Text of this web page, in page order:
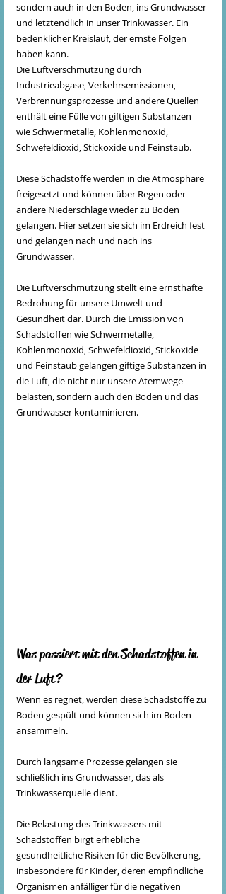
sondern auch in den Boden, ins Grundwasser
und letztendlich in unser Trinkwasser. Ein
bedenklicher Kreislauf, der ernste Folgen
haben kann.
Die Luftverschmutzung durch
Industrieabgase, Verkehrsemissionen,
Verbrennungsprozesse und andere Quellen
enthält eine Fülle von giftigen Substanzen
wie Schwermetalle, Kohlenmonoxid,
Schwefeldioxid, Stickoxide und Feinstaub.
Diese Schadstoffe werden in die Atmosphäre
freigesetzt und können über Regen oder
andere Niederschläge wieder zu Boden
gelangen. Hier setzen sie sich im Erdreich fest
und gelangen nach und nach ins
Grundwasser.
Die Luftverschmutzung stellt eine ernsthafte
Bedrohung für unsere Umwelt und
Gesundheit dar. Durch die Emission von
Schadstoffen wie Schwermetalle,
Kohlenmonoxid, Schwefeldioxid, Stickoxide
und Feinstaub gelangen giftige Substanzen in
die Luft, die nicht nur unsere Atemwege
belasten, sondern auch den Boden und das
Grundwasser kontaminieren.
Was passiert mit den Schadstoffen in
der Luft?
Wenn es regnet, werden diese Schadstoffe zu
Boden gespült und können sich im Boden
ansammeln.
Durch langsame Prozesse gelangen sie
schließlich ins Grundwasser, das als
Trinkwasserquelle dient.
Die Belastung des Trinkwassers mit
Schadstoffen birgt erhebliche
gesundheitliche Risiken für die Bevölkerung,
insbesondere für Kinder, deren empfindliche
Organismen anfälliger für die negativen